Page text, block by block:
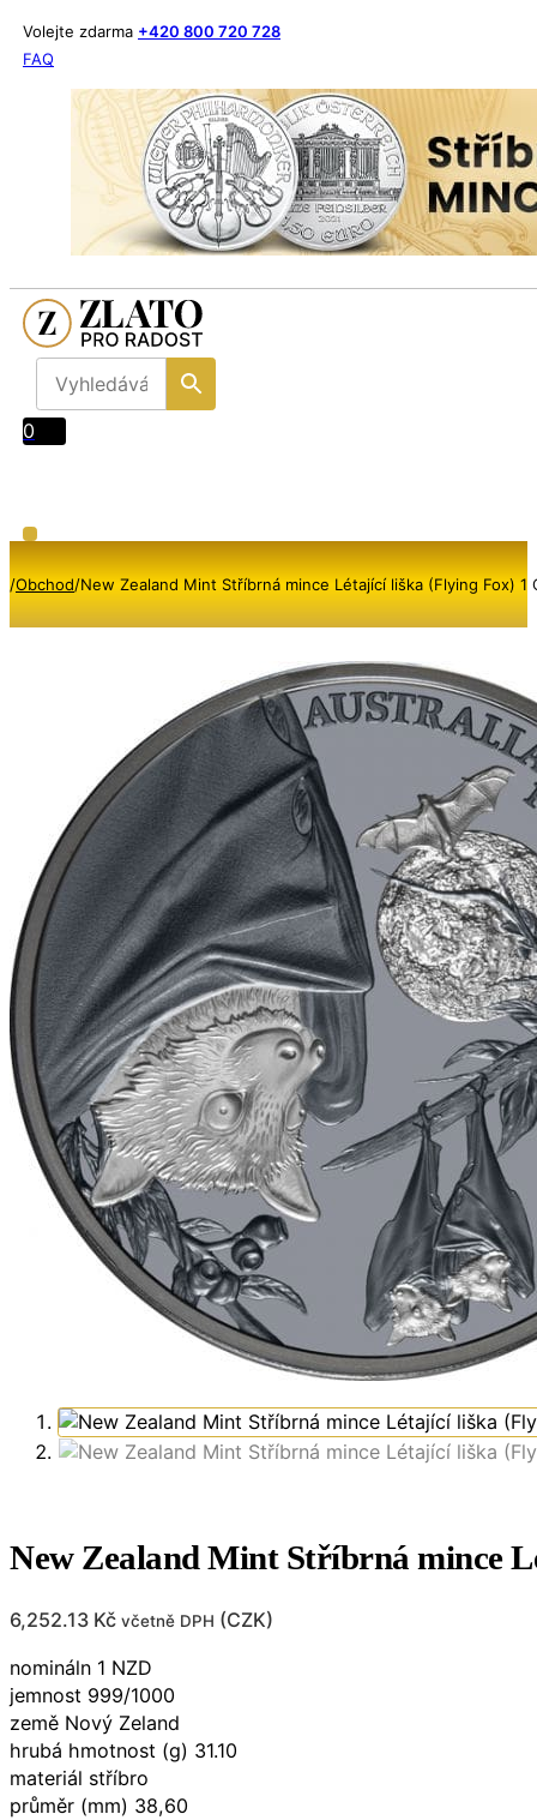
Volejte zdarma +420 800 720 728
FAQ
0
/Obchod/New Zealand Mint Stříbrná mince Létající liška (Flying Fox) 1
New Zealand Mint Stříbrná mince
6,252.13 Kč včetně DPH (CZK)
nomináln 1 NZD
jemnost 999/1000
země Nový Zeland
hrubá hmotnost (g) 31.10
materiál stříbro
průměr (mm) 38,60